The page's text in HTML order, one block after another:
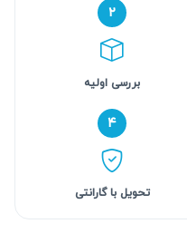
۲
بررسی اولیه
۴
تحویل با گارانتی